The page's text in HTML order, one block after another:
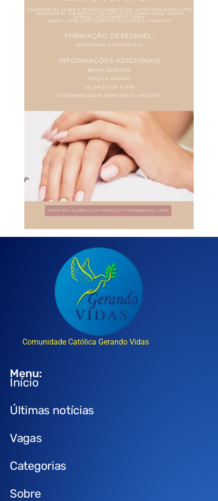
Comunidade Católica Gerando Vidas
Menu:
Início
Últimas notícias
Vagas
Categorias
Sobre